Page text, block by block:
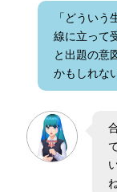
「どういう
線に立って
と出題の意
かもしれな